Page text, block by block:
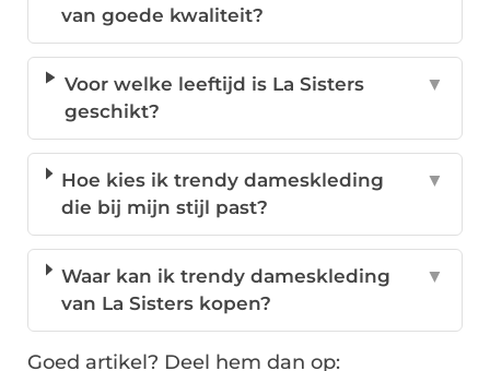
van goede kwaliteit?
Voor welke leeftijd is La Sisters
geschikt?
▼
Hoe kies ik trendy dameskleding
die bij mijn stijl past?
▼
Waar kan ik trendy dameskleding
van La Sisters kopen?
▼
Goed artikel? Deel hem dan op: